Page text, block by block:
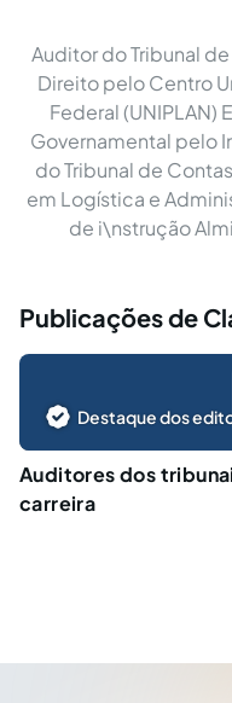
Auditor do Tribunal
Direito pelo Centro
Federal (UNIPLAN)
Governamental pelo
do Tribunal de
em Logística e
de i\nstrução
Publicações de
Destaque dos
Auditores dos
carreira